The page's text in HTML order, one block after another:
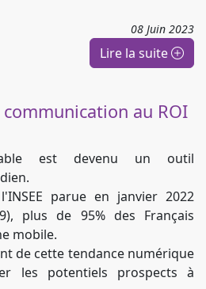
08 Juin 2023
Lire la suite
communication au ROI
est devenu un outil
parue en janvier 2022
plus de 95% des Français
mobile.
de cette tendance numérique
les potentiels prospects à